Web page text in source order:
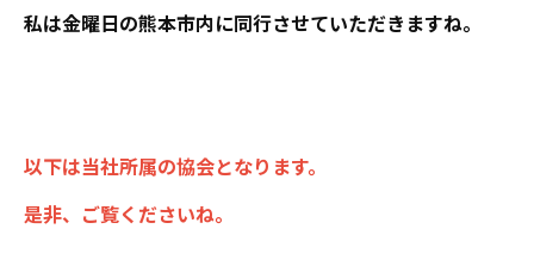
私は金曜日の熊本市内に同行させていただきますね。
以下は当社所属の協会となります。
是非、ご覧くださいね。